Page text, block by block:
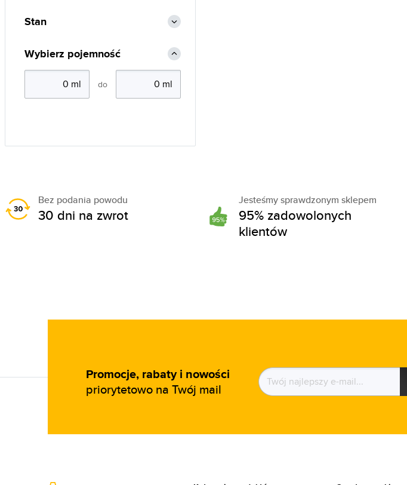
Stan
Wybierz pojemność
do
Bez podania powodu
30 dni na zwrot
Jesteśmy sprawdzonym sklepem
95% zadowolonych
klientów
Promocje, rabaty i nowości
priorytetowo na Twój mail